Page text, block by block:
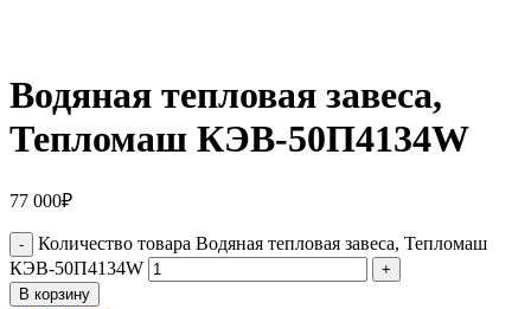
Водяная тепловая завеса,
Тепломаш КЭВ-50П4134W
77 000₽
Количество товара Водяная тепловая завеса, Тепломаш
КЭВ-50П4134W
В корзину